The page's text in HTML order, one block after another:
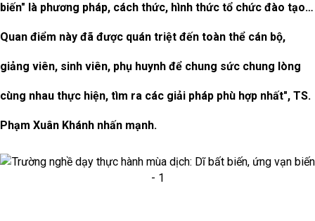
biến" là phương pháp, cách thức, hình thức tổ chức đào tạo…
Quan điểm này đã được quán triệt đến toàn thể cán bộ,
giảng viên, sinh viên, phụ huynh để chung sức chung lòng
cùng nhau thực hiện, tìm ra các giải pháp phù hợp nhất", TS.
Phạm Xuân Khánh nhấn mạnh.